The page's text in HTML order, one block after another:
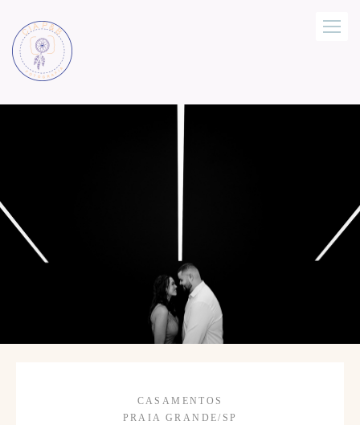
CASAMENTOS
PRAIA GRANDE/SP